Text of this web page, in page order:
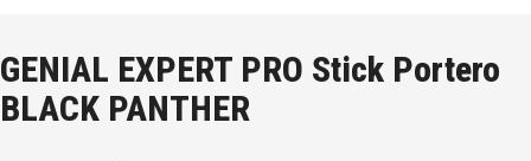
GENIAL EXPERT PRO Stick Portero
BLACK PANTHER